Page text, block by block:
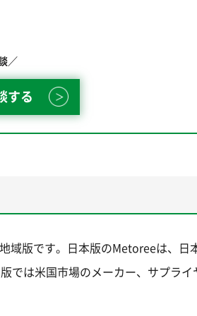
／
する
域版です。日本版のMetoreeは、日
では米国市場のメーカー、サプライ